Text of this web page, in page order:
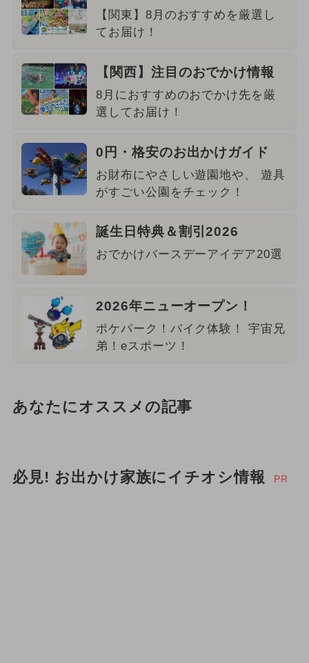
【関東】8月のおすすめを厳選し
てお届け！
【関西】注目のおでかけ情報
8月におすすめのおでかけ先を厳
選してお届け！
0円・格安のお出かけガイド
お財布にやさしい遊園地や、 遊具
がすごい公園をチェック！
誕生日特典＆割引2026
おでかけバースデーアイデア20選
2026年ニューオープン！
ポケパーク！バイク体験！ 宇宙兄
弟！eスポーツ！
あなたにオススメの記事
必見! お出かけ家族にイチオシ情報 PR